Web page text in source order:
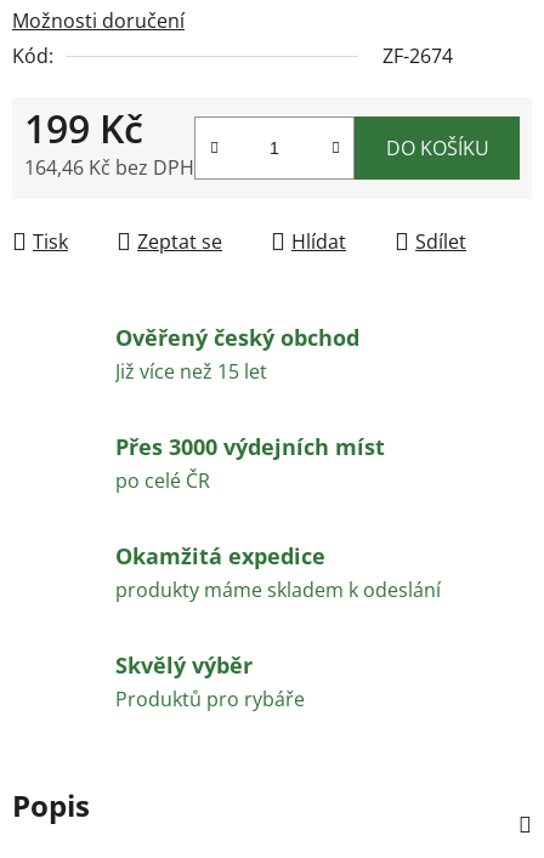
Možnosti doručení
Kód:
ZF-2674
199 Kč
164,46 Kč bez DPH
DO KOŠÍKU
Tisk Zeptat se Hlídat Sdílet
Ověřený český obchod
Již více než 15 let
Přes 3000 výdejních míst
po celé ČR
Okamžitá expedice
produkty máme skladem k odeslání
Skvělý výběr
Produktů pro rybáře
Popis